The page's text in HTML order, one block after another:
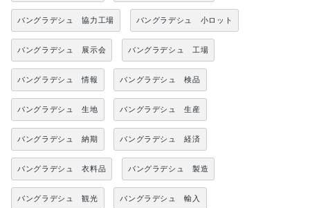
バングラデシュ 協力工場 バングラデシュ 小ロット
バングラデシュ 展示会 バングラデシュ 工場
バングラデシュ 情報 バングラデシュ 検品
バングラデシュ 生地 バングラデシュ 生産
バングラデシュ 納期 バングラデシュ 経済
バングラデシュ 衣料品 バングラデシュ 製造
バングラデシュ 観光 バングラデシュ 輸入